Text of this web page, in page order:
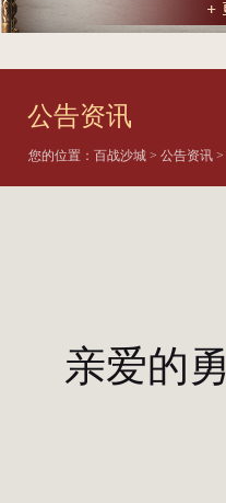
公告资讯
您的位置： 百战沙城 > 公告资讯 >
亲爱的